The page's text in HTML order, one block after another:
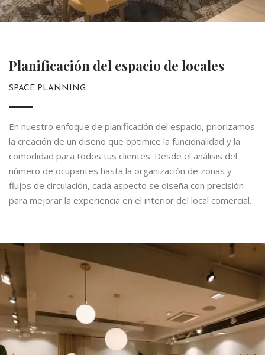
Planificación del espacio de locales
SPACE PLANNING
En nuestro enfoque de planificación del espacio, priorizamos
la creación de un diseño que optimice la funcionalidad y la
comodidad para todos tus clientes. Desde el análisis del
número de ocupantes hasta la organización de zonas y
flujos de circulación, cada aspecto se diseña con precisión
para mejorar la experiencia en el interior del local comercial.